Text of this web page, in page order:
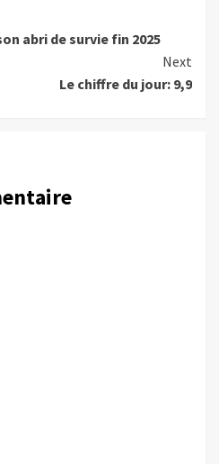
abri de survie fin 2025
Next
Le chiffre du jour: 9,9